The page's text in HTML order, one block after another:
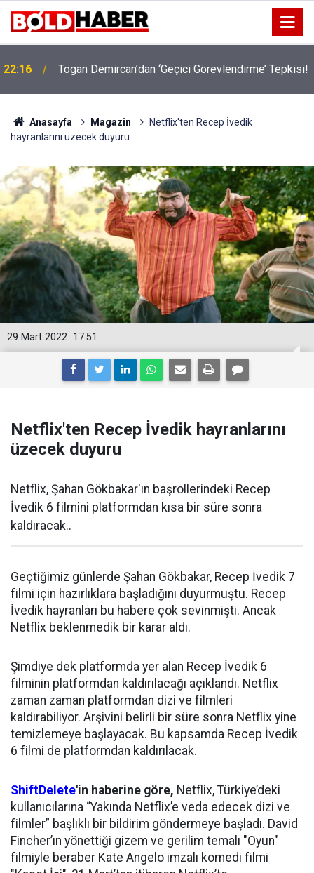
22:16 Togan Demircan’dan ‘Geçici Görevlendirme’ Tepkisi!
19:32 Sıcak Havalarda Ödem Şikayetini Hafife Almayın!
Anasayfa Magazin
Netflix'ten Recep İvedik
hayranlarını üzecek duyuru
17:51
29 Mart 2022
Netflix'ten Recep İvedik hayranlarını
üzecek duyuru
Netflix, Şahan Gökbakar'ın başrollerindeki Recep
İvedik 6 filmini platformdan kısa bir süre sonra
kaldıracak..
Geçtiğimiz günlerde Şahan Gökbakar, Recep İvedik 7
filmi için hazırlıklara başladığını duyurmuştu. Recep
İvedik hayranları bu habere çok sevinmişti. Ancak
Netflix beklenmedik bir karar aldı.
Şimdiye dek platformda yer alan Recep İvedik 6
filminin platformdan kaldırılacağı açıklandı. Netflix
zaman zaman platformdan dizi ve filmleri
kaldırabiliyor. Arşivini belirli bir süre sonra Netflix yine
temizlemeye başlayacak. Bu kapsamda Recep İvedik
6 filmi de platformdan kaldırılacak.
ShiftDelete'in haberine göre, Netflix, Türkiye’deki
kullanıcılarına “Yakında Netflix’e veda edecek dizi ve
filmler” başlıklı bir bildirim göndermeye başladı. David
Fincher’ın yönettiği gizem ve gerilim temalı "Oyun"
filmiyle beraber Kate Angelo imzalı komedi filmi